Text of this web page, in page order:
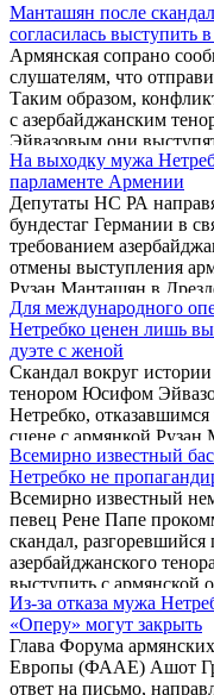
Манташян после
согласилась выступить
Армянская сопрано
слушателям, что
Таким образом,
с азербайджанским
Эйвазовым они
На выходку мужа
парламенте Армении
Депутаты НС РА
бундестаг Германии в
требованием
отмены выступления
Рузан Манташян в
Арменпресс, об этом 21
Национальном
фракции “Мой шаг”
Для международного
Нетребко ценен лишь
дуэте с женой
Скандал вокруг
тенором Юсифом
Нетребко,
сцене с армянкой Рузан
набирает обороты. Этот
прокомментировала на
Facebook российская
попечительского совета
благотворительного
Нарине Абгарян.
Всемирно известный
Нетребко не
Всемирно известный
певец Рене Папе
скандал, разгоревшийся
азербайджанского
выступить с армянской
Рузан Манташян. .
Из-за отказа мужа
«Оперу» могут закрыть
Глава Форума
Европы (ФААЕ) Ашот
ответ на письмо,